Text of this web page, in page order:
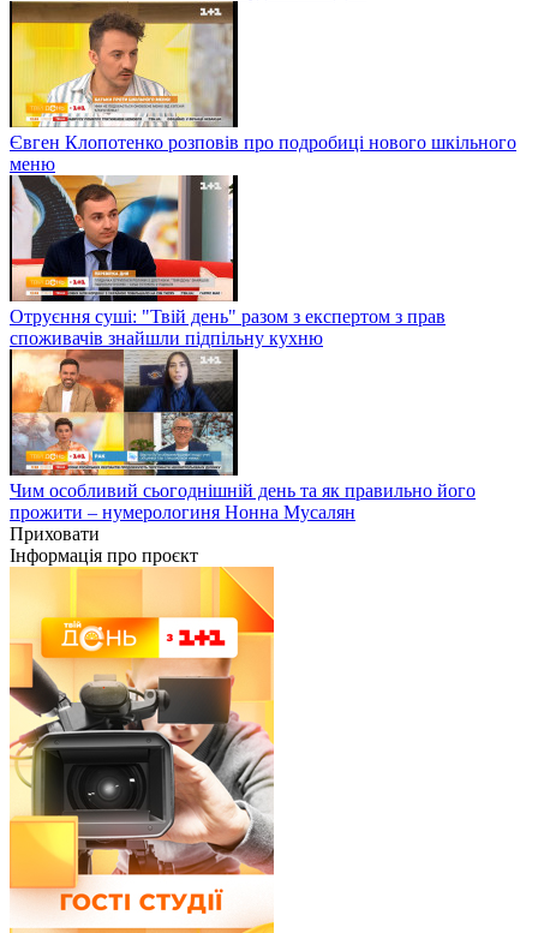
Євген Клопотенко розповів про подробиці нового шкільного
меню
Отруєння суші: "Твій день" разом з експертом з прав
споживачів знайшли підпільну кухню
Чим особливий сьогоднішній день та як правильно його
прожити – нумерологиня Нонна Мусалян
Приховати
Інформація про проєкт